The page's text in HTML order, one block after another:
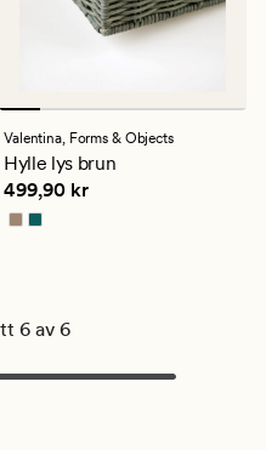
Valentina, Forms & Objects
Hylle lys brun
Pris 499,90 kr
499,90 kr
6 av 6